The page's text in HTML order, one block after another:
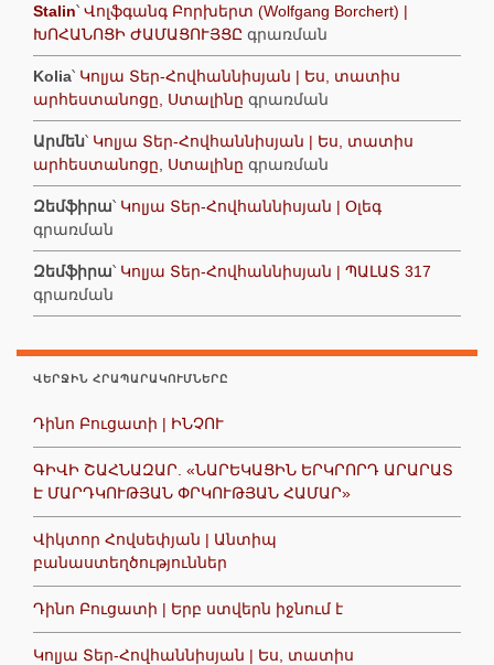
Stalin՝ Վոլֆգանգ Բորխերտ (Wolfgang Borchert) |
ԽՈՀԱՆՈՑԻ ԺԱՄԱՑՈՒՅՑԸ գրառման
Kolia՝ Կոլյա Տեր-Հովհաննիսյան | Ես, տատիս
արհեստանոցը, Ստալինը գրառման
Արմեն՝ Կոլյա Տեր-Հովհաննիսյան | Ես, տատիս
արհեստանոցը, Ստալինը գրառման
Զեմֆիրա՝ Կոլյա Տեր-Հովհաննիսյան | Օլեգ
գրառման
Զեմֆիրա՝ Կոլյա Տեր-Հովհաննիսյան | ՊԱԼԱՏ 317
գրառման
ՎԵՐՋԻՆ ՀՐԱՊԱՐԱԿՈՒՄՆԵՐԸ
Դինո Բուցատի | ԻՆՉՈՒ
ԳԻՎԻ ՇԱՀՆԱԶԱՐ. «ՆԱՐԵԿԱՑԻՆ ԵՐԿՐՈՐԴ ԱՐԱՐԱՏ
Է ՄԱՐԴԿՈՒԹՅԱՆ ՓՐԿՈՒԹՅԱՆ ՀԱՄԱՐ»
Վիկտոր Հովսեփյան | Անտիպ
բանաստեղծություններ
Դինո Բուցատի | Երբ ստվերն իջնում է
Կոլյա Տեր-Հովհաննիսյան | Ես, տատիս